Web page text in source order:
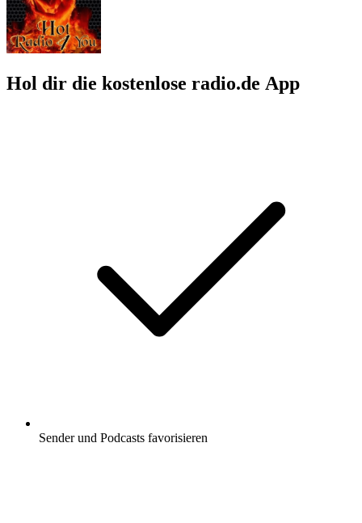
Hol dir die kostenlose radio.de App
Sender und Podcasts favorisieren